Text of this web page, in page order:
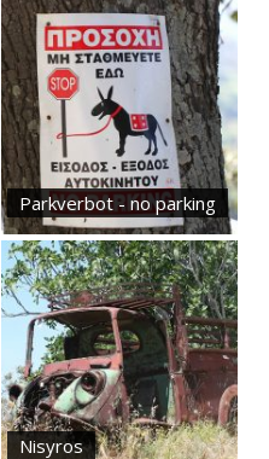
Parkverbot - no parking
Nisyros